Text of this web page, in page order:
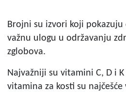
Brojni su izvori koji
važnu ulogu u održavanju
zglobova.
Najvažniji su vitamini C, D i
vitamina za kosti su